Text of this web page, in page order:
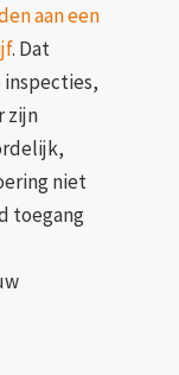
aan een
. Dat
zijn
niet
toegang